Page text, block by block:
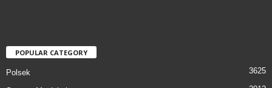
POPULAR CATEGORY
Polsek 3625